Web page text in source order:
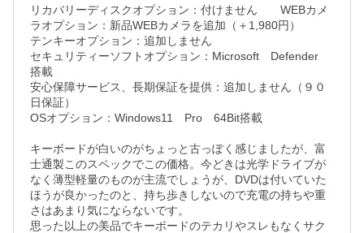
リカバリーディスクオプション：付けません　　WEBカメ
ラオプション：新品WEBカメラを追加（＋1,980円）
テンキーオプション：追加しません
セキュリティーソフトオプション：Microsoft　Defender
搭載
安心保障サービス、長期保証を提供：追加しません（９０
日保証）
OSオプション：Windows11　Pro　64Bit搭載
キーボードが白いのがちょっと古っぽく感じましたが、富
士通製このスペックでこの価格。今どきは光学ドライブが
なく薄型軽量のものが主流でしょうが、DVDは付いていた
ほうが良かったのと、持ち歩きしないので充電の持ちや重
さはあまり気にならないです。
思った以上の美品でキーボードのテカリやスレもなくサク